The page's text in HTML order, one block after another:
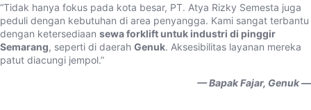
“Tidak hanya fokus pada kota besar, PT. Atya Rizky Semesta juga
peduli dengan kebutuhan di area penyangga. Kami sangat terbantu
dengan ketersediaan sewa forklift untuk industri di pinggir
Semarang, seperti di daerah Genuk. Aksesibilitas layanan mereka
patut diacungi jempol.”
— Bapak Fajar, Genuk —